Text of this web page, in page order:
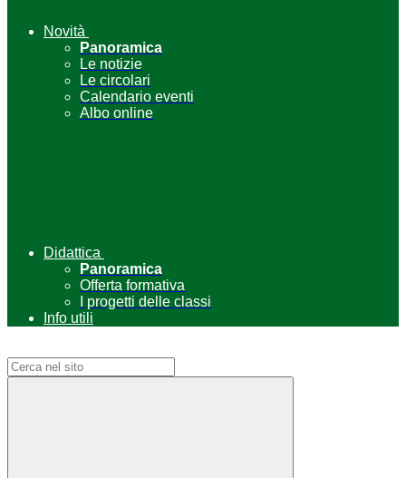
Novità
Panoramica
Le notizie
Le circolari
Calendario eventi
Albo online
Didattica
Panoramica
Offerta formativa
I progetti delle classi
Info utili